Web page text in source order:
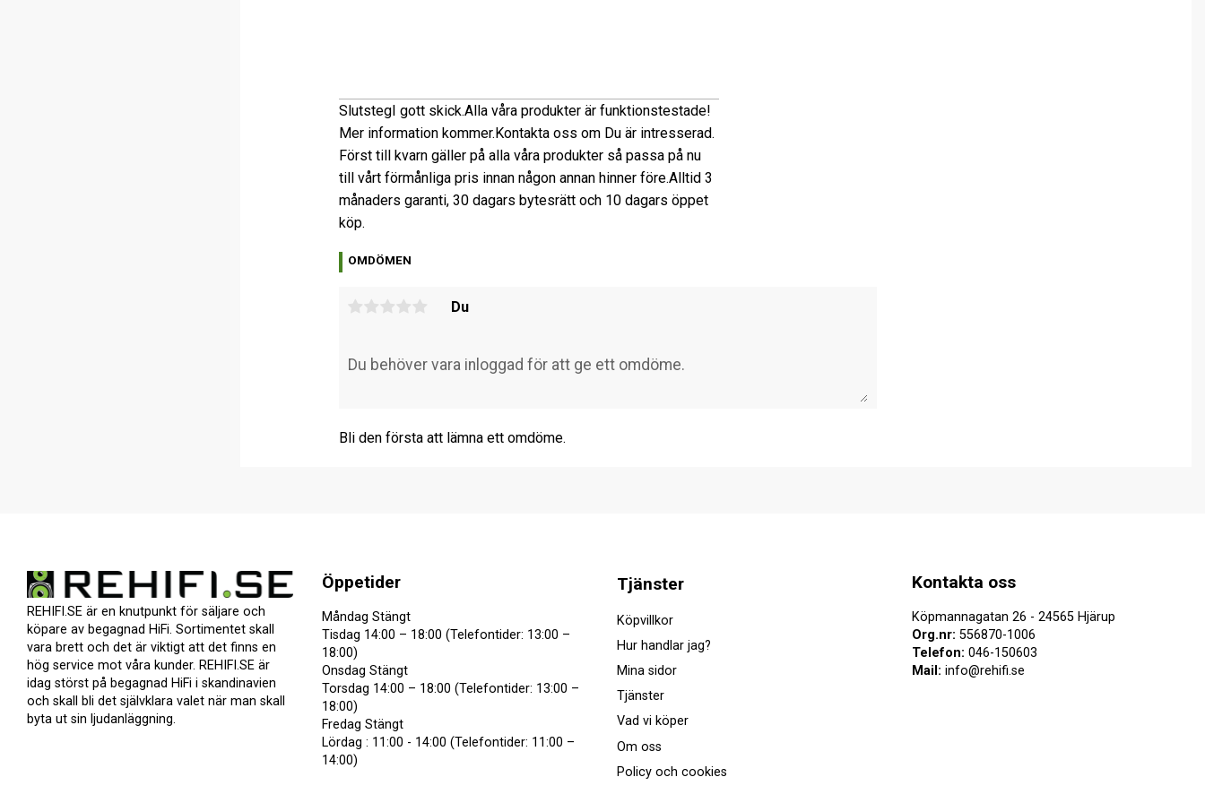
SlutstegI gott skick.Alla våra produkter är funktionstestade!
Mer information kommer. Kontakta oss om Du är intresserad.
Först till kvarn gäller på alla våra produkter så passa på nu
till vårt förmånliga pris innan någon annan hinner före.Alltid 3
månaders garanti, 30 dagars bytesrätt och 10 dagars öppet
köp.
OMDÖMEN
Du
Bli den första att lämna ett omdöme.
REHIFI.SE är en knutpunkt för säljare och
köpare av begagnad HiFi. Sortimentet skall
vara brett och det är viktigt att det finns en
hög service mot våra kunder. REHIFI.SE är
idag störst på begagnad HiFi i skandinavien
och skall bli det självklara valet när man skall
byta ut sin ljudanläggning.
Öppetider
Måndag Stängt
Tisdag 14:00 – 18:00 (Telefontider: 13:00 –
18:00)
Onsdag Stängt
Torsdag 14:00 – 18:00 (Telefontider: 13:00 –
18:00)
Fredag Stängt
Lördag : 11:00 - 14:00 (Telefontider: 11:00 –
14:00)
Kontakta oss
Köpmannagatan 26 - 24565 Hjärup
Org.nr: 556870-1006
Telefon: 046-150603
Mail: info@rehifi.se
Tjänster
Köpvillkor
Hur handlar jag?
Mina sidor
Tjänster
Vad vi köper
Om oss
Policy och cookies